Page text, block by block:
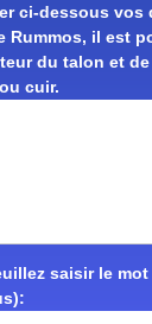
ci-dessous vos
Rummos, il est
du talon et
cuir.
saisir le mot